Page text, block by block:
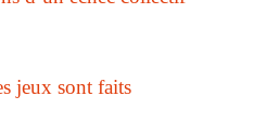
jeux sont faits